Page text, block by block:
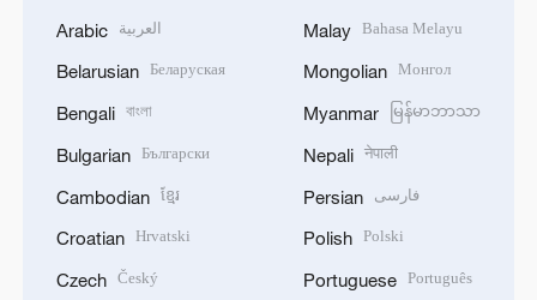
Arabic العربية
Belarusian Беларуская
Bengali বাংলা
Bulgarian Български
Cambodian ខ្មែរ
Croatian Hrvatski
Czech Český
Malay Bahasa Melayu
Mongolian Монгол
Myanmar မြန်မာဘာသာ
Nepali नेपाली
Persian فارسی
Polish Polski
Portuguese Português